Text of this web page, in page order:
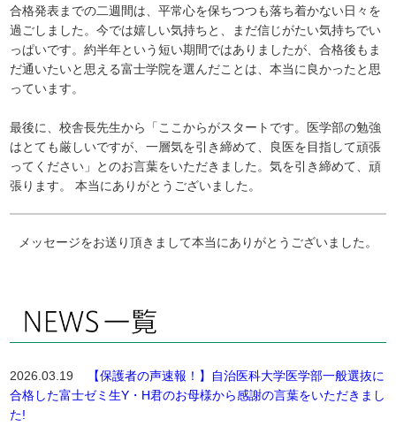
合格発表までの二週間は、平常心を保ちつつも落ち着かない日々を
過ごしました。今では嬉しい気持ちと、まだ信じがたい気持ちでい
っぱいです。約半年という短い期間ではありましたが、合格後もま
だ通いたいと思える富士学院を選んだことは、本当に良かったと思
っています。
最後に、校舎長先生から「ここからがスタートです。医学部の勉強
はとても厳しいですが、一層気を引き締めて、良医を目指して頑張
ってください」とのお言葉をいただきました。気を引き締めて、頑
張ります。 本当にありがとうございました。
メッセージをお送り頂きまして本当にありがとうございました。
2026.03.19
【保護者の声速報！】自治医科大学医学部一般選抜に
合格した富士ゼミ生Y・H君のお母様から感謝の言葉をいただきまし
た!